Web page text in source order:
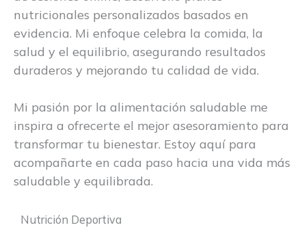
nutricionales personalizados basados en
evidencia. Mi enfoque celebra la comida, la
salud y el equilibrio, asegurando resultados
duraderos y mejorando tu calidad de vida.
Mi pasión por la alimentación saludable me
inspira a ofrecerte el mejor asesoramiento para
transformar tu bienestar. Estoy aquí para
acompañarte en cada paso hacia una vida más
saludable y equilibrada.
Nutrición Deportiva